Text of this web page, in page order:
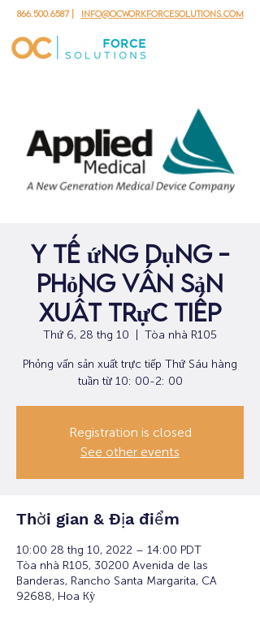
866.500.6587| info@ocworkforcesolutions.com
Y tế ứng dụng -
Phỏng vấn sản
xuất trực tiếp
Thứ 6, 28 thg 10 Tòa nhà R105
Phỏng vấn sản xuất trực tiếp Thứ Sáu hàng
tuần từ 10: 00-2: 00
Registration is closed
See other events
Thời gian & Địa điểm
10:00 28 thg 10, 2022 – 14:00 PDT
Tòa nhà R105, 30200 Avenida de las
Banderas, Rancho Santa Margarita, CA
92688, Hoa Kỳ